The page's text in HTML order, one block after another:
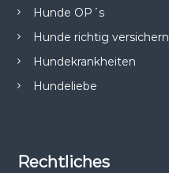
Hunde OP´s
Hunde richtig versichern
Hundekrankheiten
Hundeliebe
Rechtliches